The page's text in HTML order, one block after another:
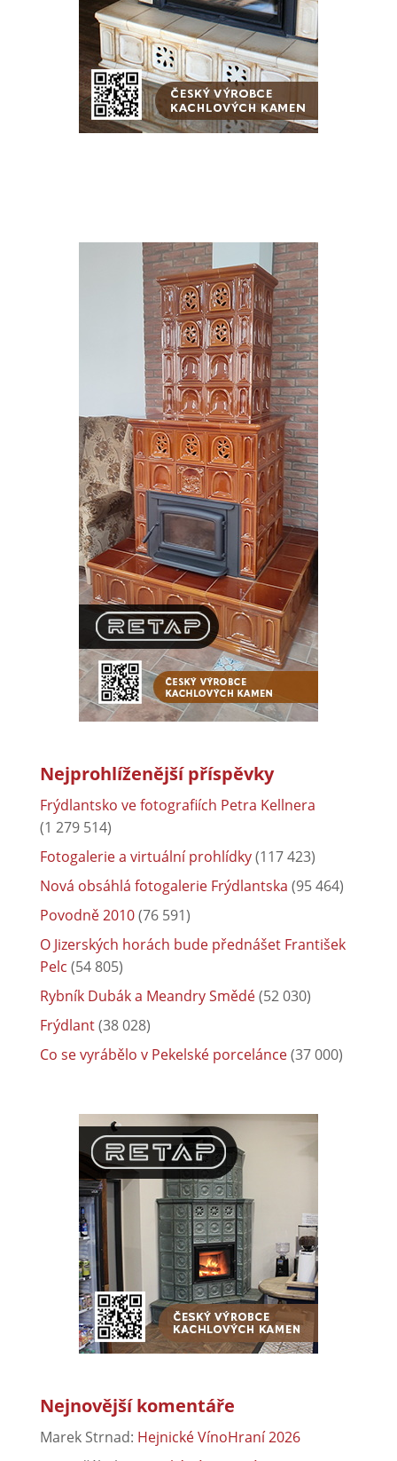
Nejprohlíženější příspěvky
Frýdlantsko ve fotografiích Petra Kellnera
(1 279 514)
Fotogalerie a virtuální prohlídky(117 423)
Nová obsáhlá fotogalerie Frýdlantska (95 464)
Povodně 2010(76 591)
O Jizerských horách bude přednášet František
Pelc (54 805)
Rybník Dubák a Meandry Smědé(52 030)
Frýdlant(38 028)
Co se vyrábělo v Pekelské porcelánce(37 000)
Nejnovější komentáře
Marek Strnad: Hejnické VínoHraní 2026